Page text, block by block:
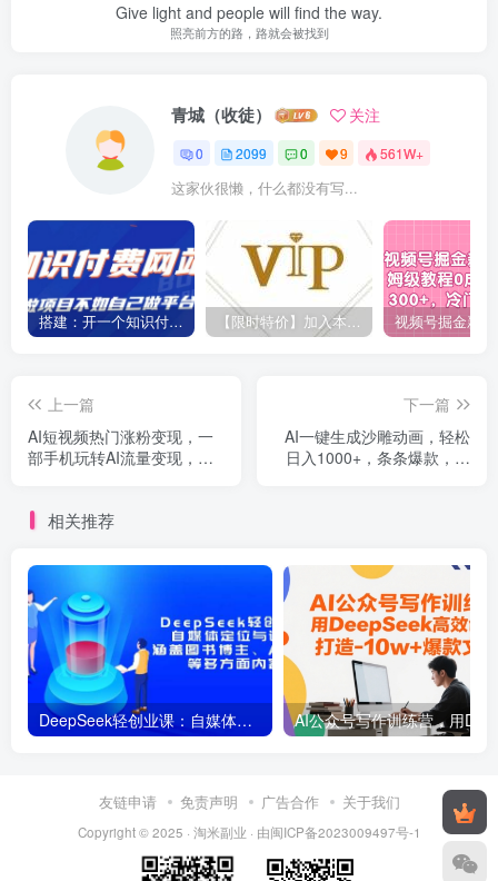
Give light and people will find the way.
照亮前方的路，路就会被找到
青城（收徒） 关注
0 2099 0 9 561W+
这家伙很懒，什么都没有写...
搭建：开一个知识付费资源网站，24小时全自动赚钱！ 【限时特价】加入本站VIP会员，海量最新各大团队网赚内部教程全免费，每天持续更新！
上一篇
AI短视频热门涨粉变现，一
部手机玩转AI流量变现，月
下一篇
AI一键生成沙雕动画，轻松
日入1000+，条条爆款，小
相关推荐
DeepSeek轻创业课：自媒体定位与认知，涵盖图书博主、AI应用等多方面内容
友链申请 免责声明 广告合作 关于我们
Copyright © 2025 · 淘米副业 · 由闽ICP备2023009497号-1